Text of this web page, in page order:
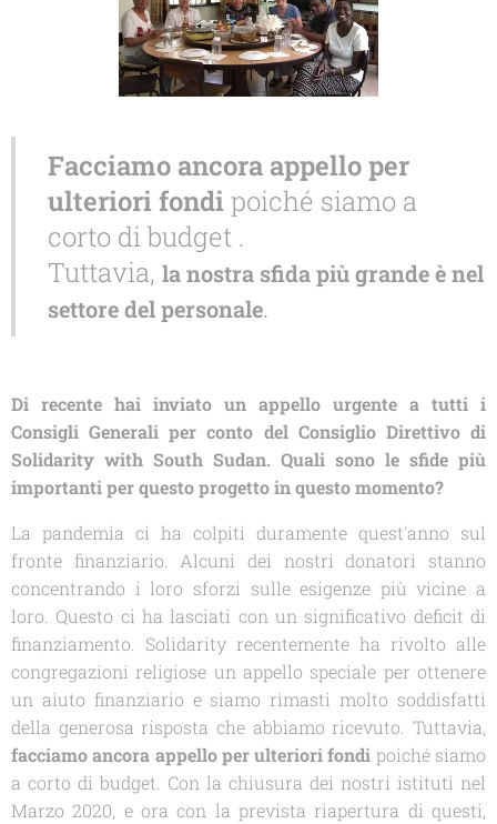
Facciamo ancora appello per
ulteriori fondipoiché siamo a
corto di budget .
Tuttavia, la nostra sfida più grande è nel
settore del personale.
Di recente hai inviato un appello urgente a tutti i
Consigli Generali per conto del Consiglio Direttivo di
Solidarity with South Sudan. Quali sono le sfide più
importanti per questo progetto in questo momento?
La pandemia ci ha colpiti duramente quest'anno sul
fronte finanziario. Alcuni dei nostri donatori stanno
concentrando i loro sforzi sulle esigenze più vicine a
loro. Questo ci ha lasciati con un significativo deficit di
finanziamento. Solidarity recentemente ha rivolto alle
congregazioni religiose un appello speciale per ottenere
un aiuto finanziario e siamo rimasti molto soddisfatti
della generosa risposta che abbiamo ricevuto. Tuttavia,
facciamo ancora appello per ulteriori fondi poiché siamo
a corto di budget. Con la chiusura dei nostri istituti nel
Marzo 2020, e ora con la prevista riapertura di questi,